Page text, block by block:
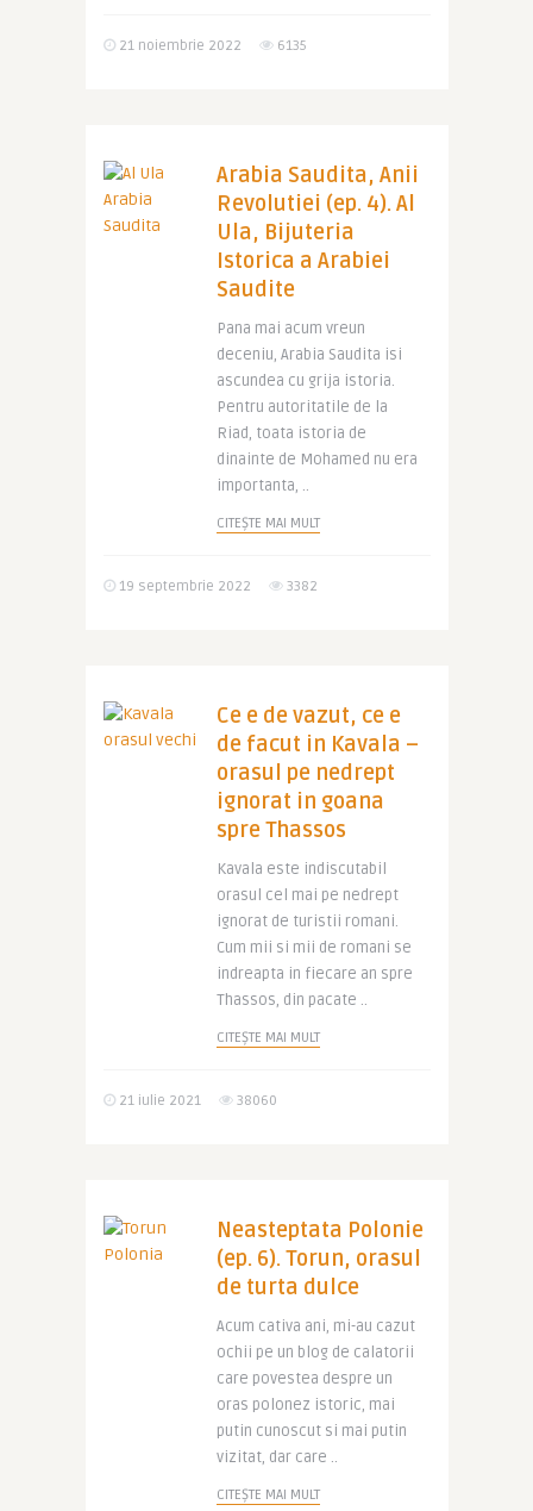
21 noiembrie 2022 6135
Arabia Saudita, Anii
Revolutiei (ep. 4). Al
Ula, Bijuteria
Istorica a Arabiei
Saudite
Pana mai acum vreun
deceniu, Arabia Saudita isi
ascundea cu grija istoria.
Pentru autoritatile de la
Riad, toata istoria de
dinainte de Mohamed nu era
importanta, ..
CITEȘTE MAI MULT
19 septembrie 2022 3382
Ce e de vazut, ce e
de facut in Kavala –
orasul pe nedrept
ignorat in goana
spre Thassos
Kavala este indiscutabil
orasul cel mai pe nedrept
ignorat de turistii romani.
Cum mii si mii de romani se
indreapta in fiecare an spre
Thassos, din pacate ..
CITEȘTE MAI MULT
21 iulie 2021 38060
Neasteptata Polonie
(ep. 6). Torun, orasul
de turta dulce
Acum cativa ani, mi-au cazut
ochii pe un blog de calatorii
care povestea despre un
oras polonez istoric, mai
putin cunoscut si mai putin
vizitat, dar care ..
CITEȘTE MAI MULT